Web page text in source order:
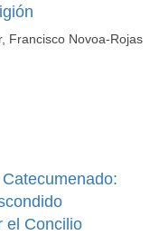
Francisco Novoa-Rojas
el Concilio